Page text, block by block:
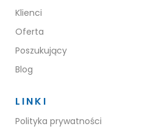
BLOG
KONTAKT
Klienci
Oferta
Poszukujący
Blog
LINKI
Polityka prywatności